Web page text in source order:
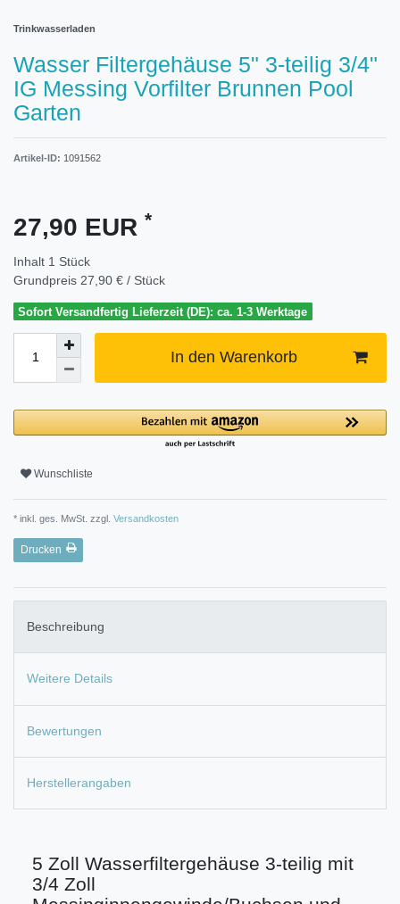
Trinkwasserladen
Wasser Filtergehäuse 5" 3-teilig 3/4"
IG Messing Vorfilter Brunnen Pool
Garten
Artikel-ID: 1091562
27,90 EUR *
Inhalt 1 Stück
Grundpreis 27,90 € / Stück
Sofort Versandfertig Lieferzeit (DE): ca. 1-3 Werktage
In den Warenkorb
Wunschliste
* inkl. ges. MwSt. zzgl. Versandkosten
Drucken
Beschreibung
Weitere Details
Bewertungen
Herstellerangaben
5 Zoll Wasserfiltergehäuse 3-teilig mit
3/4 Zoll